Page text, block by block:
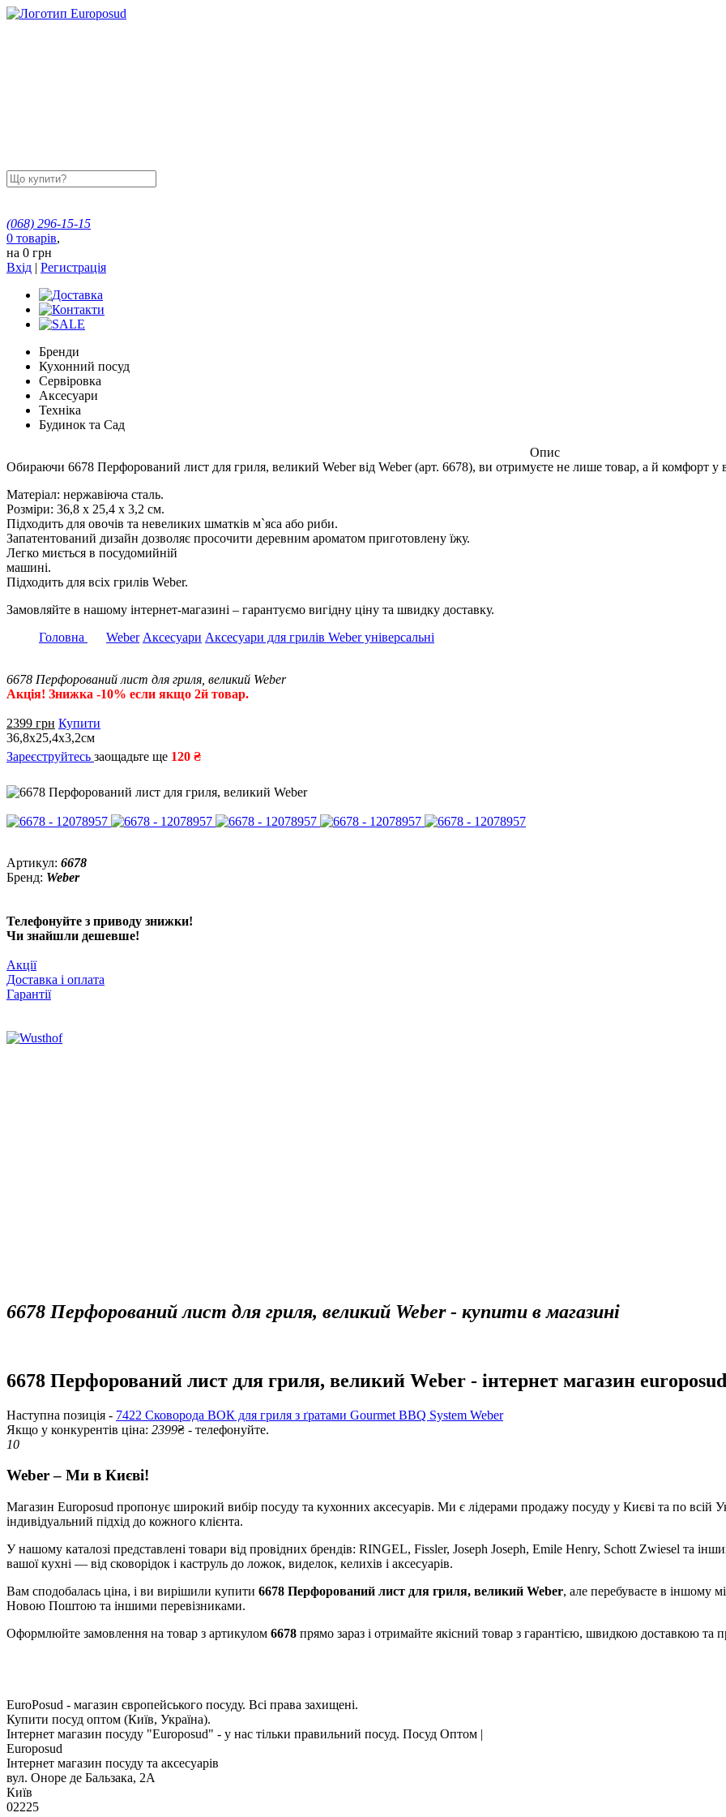
(068) 296-15-15
0 товарів,
на 0 грн
Вхід | Регистрація
Бренди
Кухонний посуд
Сервіровка
Аксесуари
Техніка
Будинок та Сад
Опис
Обираючи 6678 Перфорований лист для гриля, великий Weber від Weber (арт. 6678), ви отримуєте не лише товар, а й комфорт у
Матеріал: нержавіюча сталь.
Розміри: 36,8 х 25,4 х 3,2 см.
Підходить для овочів та невеликих шматків м`яса або риби.
Запатентований дизайн дозволяє просочити деревним ароматом приготовлену їжу.
Легко миється в посудомийній
машині.
Підходить для всіх грилів Weber.
Замовляйте в нашому інтернет-магазині – гарантуємо вигідну ціну та швидку доставку.
Головна
Weber Аксесуари Аксесуари для грилів Weber універсальні
6678 Перфорований лист для гриля, великий Weber
Акція! Знижка -10% если якщо 2й товар.
2399 грн Купити
36,8х25,4х3,2см
Зареєструйтесь заощадьте ще 120 ₴
Артикул: 6678
Бренд: Weber
Телефонуйте з приводу знижки!
Чи знайшли дешевше!
Акції
Доставка і оплата
Гарантії
6678 Перфорований лист для гриля, великий Weber - купити в магазині
6678 Перфорований лист для гриля, великий Weber - інтернет магазин
Наступна позиція - 7422 Сковорода ВОК для гриля з ґратами Gourmet BBQ System Weber
Якщо у конкурентів ціна: 2399₴ - телефонуйте.
10
Weber – Ми в Києві!
Магазин Europosud пропонує широкий вибір посуду та кухонних аксесуарів. Ми є лідерами продажу посуду у Києві та по всій
індивідуальний підхід до кожного клієнта.
У нашому каталозі представлені товари від провідних брендів: RINGEL, Fissler, Joseph Joseph, Emile Henry, Schott Zwiesel та
вашої кухні — від сковорідок і каструль до ложок, виделок, келихів і аксесуарів.
Вам сподобалась ціна, і ви вирішили купити 6678 Перфорований лист для гриля, великий Weber, але перебуваєте в іншому
Новою Поштою та іншими перевізниками.
Оформлюйте замовлення на товар з артикулом 6678 прямо зараз і отримайте якісний товар з гарантією, швидкою доставкою
EuroPosud - магазин європейського посуду. Всі права захищені.
Купити посуд оптом (Київ, Україна).
Інтернет магазин посуду "Europosud" - у нас тільки правильний посуд. Посуд Оптом |
Europosud
Інтернет магазин посуду та аксесуарів
вул. Оноре де Бальзака, 2А
Київ
02225